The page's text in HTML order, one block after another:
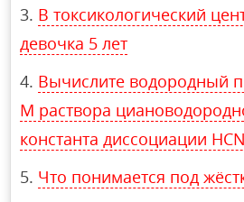
В токсикологический
девочка 5 лет
Вычислите водородный
М раствора
константа диссоциации
Что понимается под